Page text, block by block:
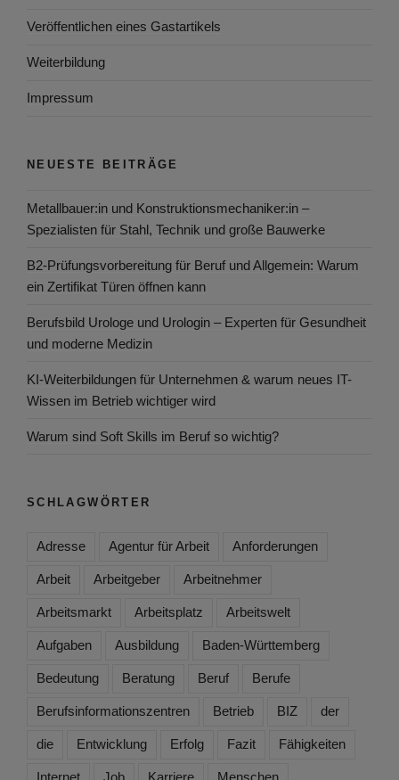
Veröffentlichen eines Gastartikels
Weiterbildung
Impressum
NEUESTE BEITRÄGE
Metallbauer:in und Konstruktionsmechaniker:in –
Spezialisten für Stahl, Technik und große Bauwerke
B2-Prüfungsvorbereitung für Beruf und Allgemein: Warum
ein Zertifikat Türen öffnen kann
Berufsbild Urologe und Urologin – Experten für Gesundheit
und moderne Medizin
KI-Weiterbildungen für Unternehmen & warum neues IT-
Wissen im Betrieb wichtiger wird
Warum sind Soft Skills im Beruf so wichtig?
SCHLAGWÖRTER
Adresse Agentur für Arbeit Anforderungen
Arbeit Arbeitgeber Arbeitnehmer
Arbeitsmarkt Arbeitsplatz Arbeitswelt
Aufgaben Ausbildung Baden-Württemberg
Bedeutung Beratung Beruf Berufe
Berufsinformationszentren Betrieb BIZ der
die Entwicklung Erfolg Fazit Fähigkeiten
Internet Job Karriere Menschen